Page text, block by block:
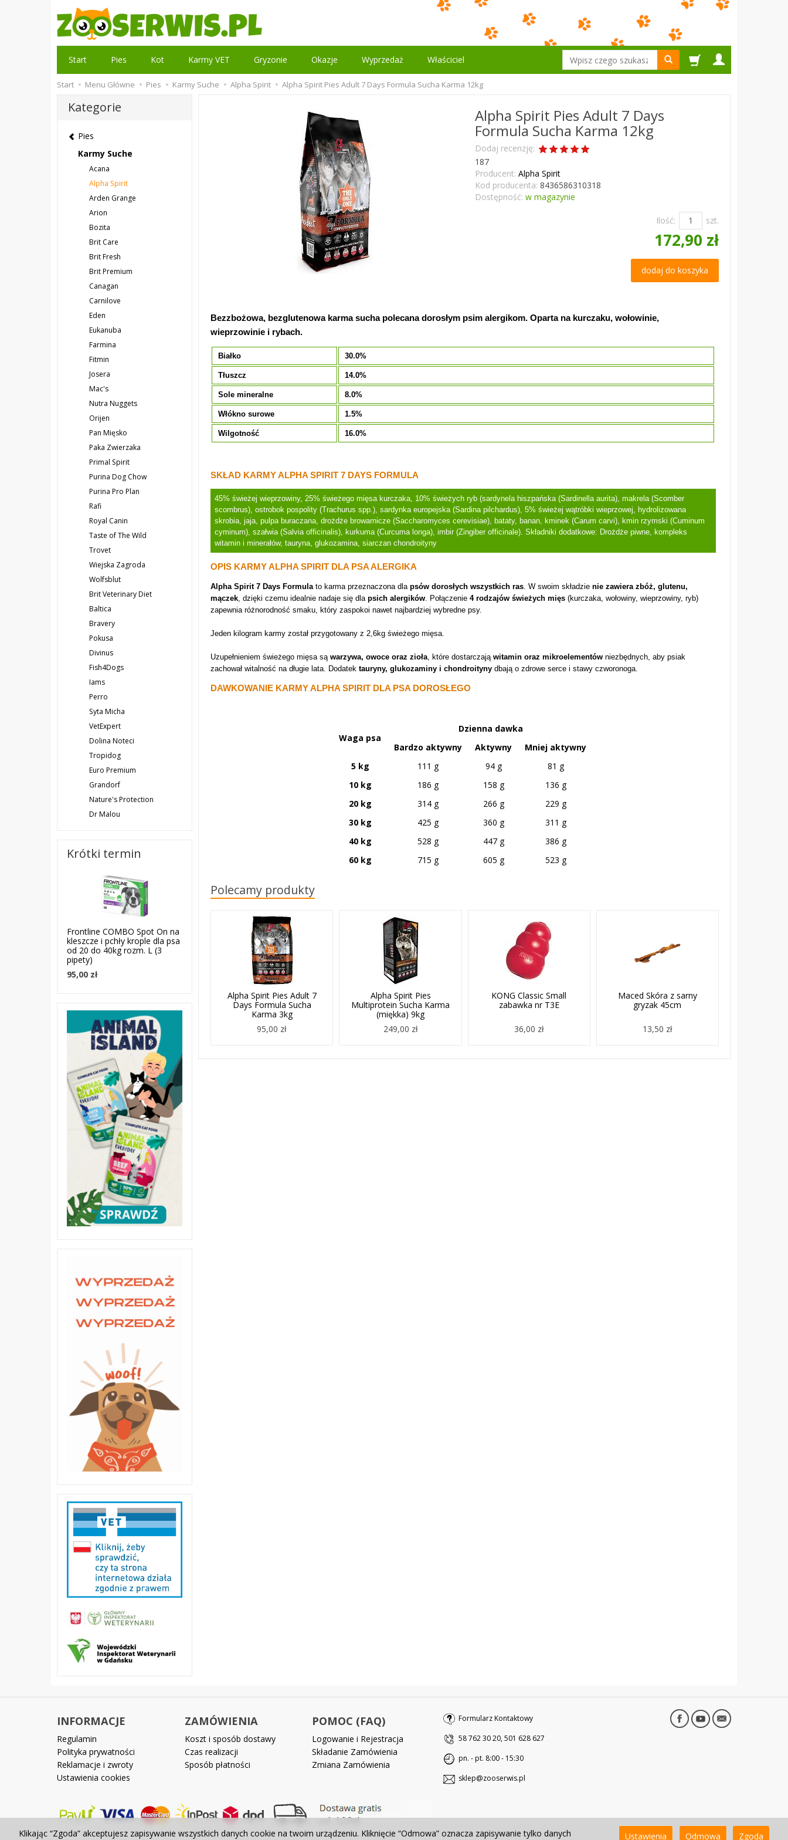
Wyszukaj
Start Pies Kot Karmy VET Gryzonie Okazje Wyprzedaż Właściciel
Start Menu Główne Pies Karmy Suche Alpha Spirit Alpha Spirit Pies Adult 7 Days Formula Sucha Karma 12kg
Alpha Spirit Pies Adult 7 Days
Formula Sucha Karma 12kg
Dodaj recenzję:
187
Producent: Alpha Spirit
Kod producenta: 8436586310318
Dostępność: w magazynie
Ilość: szt.
172,90 zł
dodaj do koszyka
Bezzbożowa, bezglutenowa karma sucha polecana dorosłym psim alergikom. Oparta na kurczaku, wołowinie,
wieprzowinie i rybach.
Białko 30.0%
Tłuszcz 14.0%
Sole mineralne 8.0%
Włókno surowe 1.5%
Wilgotność 16.0%
SKŁAD KARMY ALPHA SPIRIT 7 DAYS FORMULA
45% świeżej wieprzowiny, 25% świeżego mięsa kurczaka, 10% świeżych ryb (sardynela hiszpańska (Sardinella aurita), makrela (Scomber
scombrus), ostrobok pospolity (Trachurus spp.), sardynka europejska (Sardina pilchardus), 5% świeżej wątróbki wieprzowej, hydrolizowana
skrobia, jaja, pulpa buraczana, drożdże browarnicze (Saccharomyces cerevisiae), bataty, banan, kminek (Carum carvi), kmin rzymski (Cuminum
cyminum), szałwia (Salvia officinalis), kurkuma (Curcuma longa), imbir (Zingiber officinale). Składniki dodatkowe: Drożdże piwne, kompleks
witamin i minerałów, tauryna, glukozamina, siarczan chondroityny
OPIS KARMY ALPHA SPIRIT DLA PSA ALERGIKA
Alpha Spirit 7 Days Formulato karma przeznaczona dlapsów dorosłych wszystkich ras. W swoim składzienie zawiera zbóż, glutenu,
mączek, dzięki czemu idealnie nadaje się dlapsich alergików. Połączenie4 rodzajów świeżych mięs (kurczaka, wołowiny, wieprzowiny, ryb)
zapewnia różnorodność smaku, który zaspokoi nawet najbardziej wybredne psy.
Jeden kilogram karmy został przygotowany z 2,6kg świeżego mięsa.
Uzupełnieniem świeżego mięsa sąwarzywa, owoce oraz zioła, które dostarczająwitamin oraz mikroelementów niezbędnych, aby psiak
zachował witalność na długie lata. Dodatektauryny, glukozaminy i chondroityny dbają o zdrowe serce i stawy czworonoga.
DAWKOWANIE KARMY ALPHA SPIRIT DLA PSA DOROSŁEGO
Waga psa
Dzienna dawka
Bardzo aktywny
Aktywny
Mniej aktywny
5 kg
111 g 94 g
81 g
10 kg
186 g 158 g
136 g
20 kg
314 g 266 g
229 g
30 kg
425 g 360 g
311 g
40 kg
528 g 447 g
386 g
60 kg
715 g 605 g 523 g
Polecamy produkty
Alpha Spirit Pies Adult 7
Days Formula Sucha
Karma 3kg
95,00 zł
Alpha Spirit Pies
Multiprotein Sucha Karma
(miękka) 9kg
249,00 zł
KONG Classic Small
zabawka nr T3E
36,00 zł
Maced Skóra z sarny
gryzak 45cm
13,50 zł
Kategorie
Pies
Karmy Suche
Acana
Alpha Spirit
Arden Grange
Arion
Bozita
Brit Care
Brit Fresh
Brit Premium
Canagan
Carnilove
Eden
Eukanuba
Farmina
Fitmin
Josera
Mac's
Nutra Nuggets
Orijen
Pan Mięsko
Paka Zwierzaka
Primal Spirit
Purina Dog Chow
Purina Pro Plan
Rafi
Royal Canin
Taste of The Wild
Trovet
Wiejska Zagroda
Wolfsblut
Brit Veterinary Diet
Baltica
Bravery
Pokusa
Divinus
Fish4Dogs
Iams
Perro
Syta Micha
VetExpert
Dolina Noteci
Tropidog
Euro Premium
Grandorf
Nature's Protection
Dr Malou
Krótki termin
Frontline COMBO Spot On na
kleszcze i pchły krople dla psa
od 20 do 40kg rozm. L (3
pipety)
95,00 zł
INFORMACJE
Regulamin
Polityka prywatności
Reklamacje i zwroty
Ustawienia cookies
ZAMÓWIENIA
Koszt i sposób dostawy
Czas realizacji
Sposób płatności
POMOC (FAQ)
Logowanie i Rejestracja
Składanie Zamówienia
Zmiana Zamówienia
Formularz Kontaktowy
58 762 30 20, 501 628 627
pn. - pt. 8:00 - 15:30
sklep@zooserwis.pl
Klikając “Zgoda” akceptujesz zapisywanie wszystkich danych cookie na twoim urządzeniu. Kliknięcie “Odmowa” oznacza zapisywanie tylko danych
Ustawienia Odmowa Zgoda